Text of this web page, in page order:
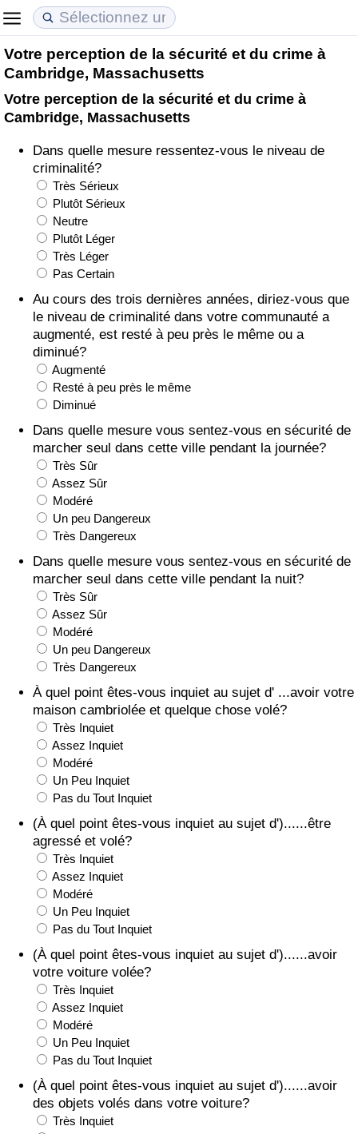
Votre perception de la sécurité et du crime à
Cambridge, Massachusetts
Votre perception de la sécurité et du crime à
Cambridge, Massachusetts
Dans quelle mesure ressentez-vous le niveau de
criminalité?
Très Sérieux
Plutôt Sérieux
Neutre
Plutôt Léger
Très Léger
Pas Certain
Au cours des trois dernières années, diriez-vous que
le niveau de criminalité dans votre communauté a
augmenté, est resté à peu près le même ou a
diminué?
Augmenté
Resté à peu près le même
Diminué
Dans quelle mesure vous sentez-vous en sécurité de
marcher seul dans cette ville pendant la journée?
Très Sûr
Assez Sûr
Modéré
Un peu Dangereux
Très Dangereux
Dans quelle mesure vous sentez-vous en sécurité de
marcher seul dans cette ville pendant la nuit?
Très Sûr
Assez Sûr
Modéré
Un peu Dangereux
Très Dangereux
À quel point êtes-vous inquiet au sujet d' ...avoir votre
maison cambriolée et quelque chose volé?
Très Inquiet
Assez Inquiet
Modéré
Un Peu Inquiet
Pas du Tout Inquiet
(À quel point êtes-vous inquiet au sujet d')......être
agressé et volé?
Très Inquiet
Assez Inquiet
Modéré
Un Peu Inquiet
Pas du Tout Inquiet
(À quel point êtes-vous inquiet au sujet d')......avoir
votre voiture volée?
Très Inquiet
Assez Inquiet
Modéré
Un Peu Inquiet
Pas du Tout Inquiet
(À quel point êtes-vous inquiet au sujet d')......avoir
des objets volés dans votre voiture?
Très Inquiet
Coût de la vie
Indice du Coût de la Vie (Actuel)
Indice du Coût de la Vie
Indice du coût de la vie par pays
à Akaba
Prix de l'immobilier
Indice des Prix de l'immobilier (Actuel)
Indice des Prix de l'immobilier
Indice des Prix de l'immobilier par Pays
Qualité de Vie
Indice de Qualité de Vie
Indice de Qualité de Vie (Actuel)
Indice de qualité de vie par pays
Criminalité
Indice de Criminalité (Actuel)
Indice de Criminalité
Indice de criminalité par pays
Soins de santé
Indice des soins de santé (Actuel)
Indice des soins de santé
Indice des soins de santé par Pays
Indice de Pollution (Actuel)
Indice de pollution
Indice de Pollution par Pays
Trafic
Indice de Trafic
Indice de Trafic (Actuel)
Indice de Trafic par Pays